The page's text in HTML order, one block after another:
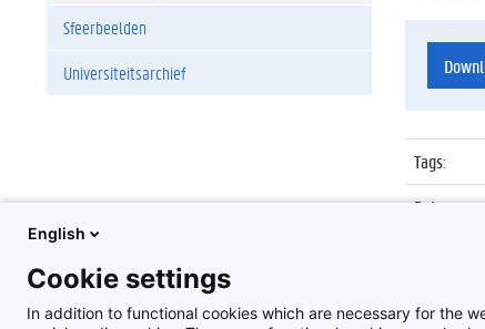
Sfeerbeelden
Universiteitsarchief
Tags:
Datum:
English
Cookie settings
In addition to functional cookies which are necessary for the